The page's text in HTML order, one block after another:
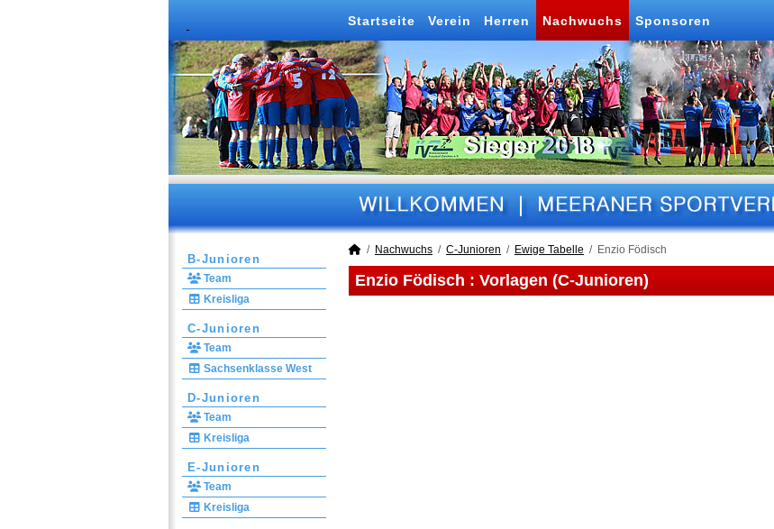
Startseite Verein Herren Nachwuchs Sponsoren
B-Junioren
Team
Kreisliga
C-Junioren
Team
Sachsenklasse West
D-Junioren
Team
Kreisliga
E-Junioren
Team
Kreisliga
Nachwuchs C-Junioren Ewige Tabelle Enzio Födisch
Enzio Födisch : Vorlagen (C-Junioren)